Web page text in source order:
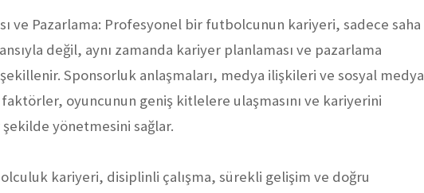
ve Pazarlama: Profesyonel bir futbolcunun kariyeri, sadece saha
değil, aynı zamanda kariyer planlaması ve pazarlama
Sponsorluk anlaşmaları, medya ilişkileri ve sosyal medya
oyuncunun geniş kitlelere ulaşmasını ve kariyerini
yönetmesini sağlar.
kariyeri, disiplinli çalışma, sürekli gelişim ve doğru